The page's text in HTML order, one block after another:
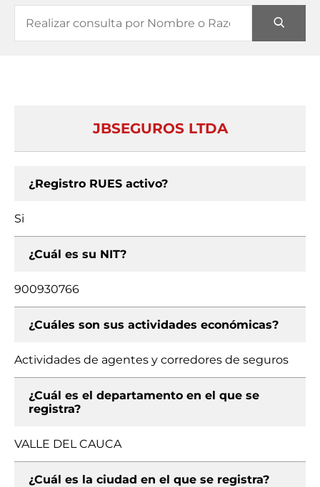
JBSEGUROS LTDA
¿Registro RUES activo?
Si
¿Cuál es su NIT?
900930766
¿Cuáles son sus actividades económicas?
Actividades de agentes y corredores de seguros
¿Cuál es el departamento en el que se
registra?
VALLE DEL CAUCA
¿Cuál es la ciudad en el que se registra?